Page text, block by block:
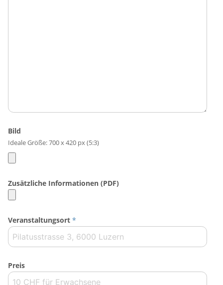
Bild
Ideale Größe: 700 x 420 px (5:3)
Zusätzliche Informationen (PDF)
Veranstaltungsort *
Preis